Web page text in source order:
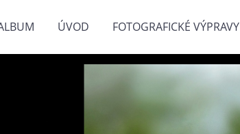
ÚVOD FOTOGRAFICKÉ VÝPRAVY